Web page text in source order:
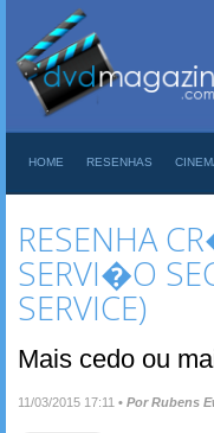
HOME RESENHAS
RESENHA
SERVI�O
SERVICE)
Mais cedo ou
11/03/2015 17:11 • Por Rubens